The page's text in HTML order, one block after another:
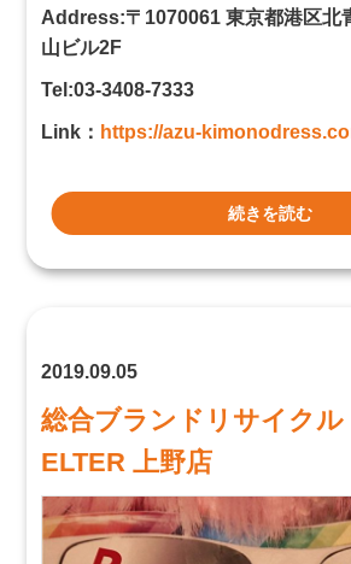
Address:〒1070061 東京都港区北
山ビル2F
Tel:03-3408-7333
Link： https://azu-
続きを読む
2019.09.05
総合ブランドリサイクル
ELTER 上野店